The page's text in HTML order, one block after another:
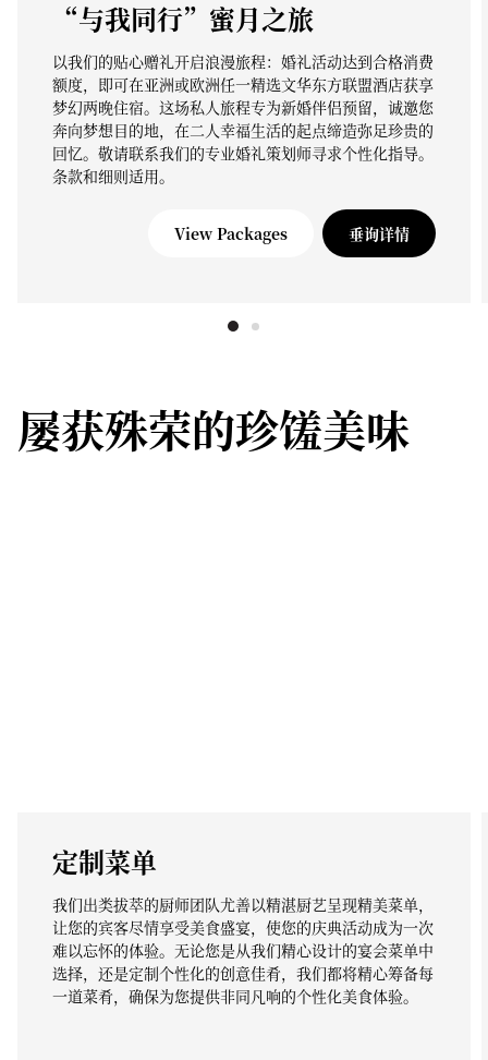
“与我同行”蜜月之旅
以我们的贴心赠礼开启浪漫旅程：婚礼活动达到合格消费
额度，即可在亚洲或欧洲任一精选文华东方联盟酒店获享
梦幻两晚住宿。这场私人旅程专为新婚伴侣预留，诚邀您
奔向梦想目的地，在二人幸福生活的起点缔造弥足珍贵的
回忆。敬请联系我们的专业婚礼策划师寻求个性化指导。
条款和细则适用。
View Packages 垂询详情
屡获殊荣的珍馐美味
定制菜单
我们出类拔萃的厨师团队尤善以精湛厨艺呈现精美菜单，
让您的宾客尽情享受美食盛宴，使您的庆典活动成为一次
难以忘怀的体验。无论您是从我们精心设计的宴会菜单中
选择，还是定制个性化的创意佳肴，我们都将精心筹备每
一道菜肴，确保为您提供非同凡响的个性化美食体验。